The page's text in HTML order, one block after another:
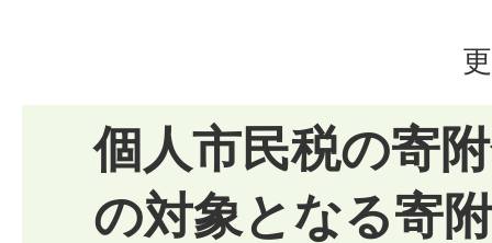
個人市民税の寄
の対象となる寄